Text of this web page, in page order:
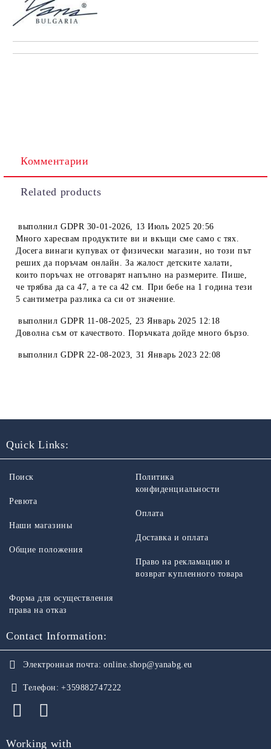
Комментарии
Related products
выполнилGDPR 30-01-2026, 13 Июль 2025 20:56
Много харесвам продуктите ви и вкъщи сме само с тях.
Досега винаги купувах от физически магазин, но този път
реших да поръчам онлайн. За жалост детските халати,
които поръчах не отговарят напълно на размерите. Пише,
че трябва да са 47, а те са 42 см. При бебе на 1 година тези
5 сантиметра разлика са си от значение.
выполнилGDPR 11-08-2025, 23 Январь 2025 12:18
Доволна съм от качеството. Поръчката дойде много бързо.
выполнилGDPR 22-08-2023, 31 Январь 2023 22:08
Quick Links:
Поиск
Ревюта
Наши магазины
Общие положения
Политика
конфиденциальности
Оплата
Доставка и оплата
Право на рекламацию и
возврат купленного товара
Форма для осуществления
права на отказ
Contact Information:
Электронная почта: online.shop@yanabg.eu
Телефон: +359882747222
Working with